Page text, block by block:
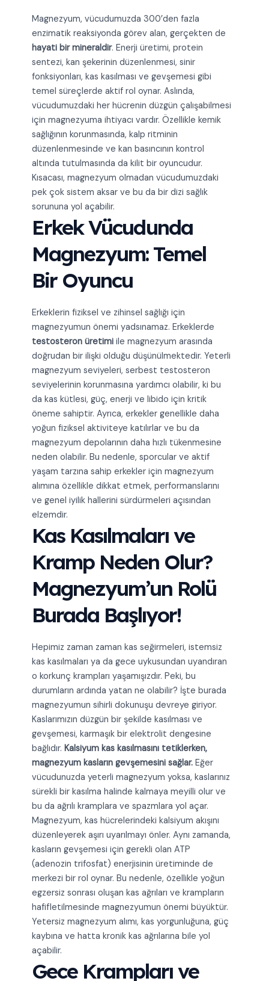
Magnezyum, vücudumuzda 300’den fazla
enzimatik reaksiyonda görev alan, gerçekten de
hayati bir mineraldir. Enerji üretimi, protein
sentezi, kan şekerinin düzenlenmesi, sinir
fonksiyonları, kas kasılması ve gevşemesi gibi
temel süreçlerde aktif rol oynar. Aslında,
vücudumuzdaki her hücrenin düzgün çalışabilmesi
için magnezyuma ihtiyacı vardır. Özellikle kemik
sağlığının korunmasında, kalp ritminin
düzenlenmesinde ve kan basıncının kontrol
altında tutulmasında da kilit bir oyuncudur.
Kısacası, magnezyum olmadan vücudumuzdaki
pek çok sistem aksar ve bu da bir dizi sağlık
sorununa yol açabilir.
Erkek Vücudunda
Magnezyum: Temel
Bir Oyuncu
Erkeklerin fiziksel ve zihinsel sağlığı için
magnezyumun önemi yadsınamaz. Erkeklerde
testosteron üretimiile magnezyum arasında
doğrudan bir ilişki olduğu düşünülmektedir. Yeterli
magnezyum seviyeleri, serbest testosteron
seviyelerinin korunmasına yardımcı olabilir, ki bu
da kas kütlesi, güç, enerji ve libido için kritik
öneme sahiptir. Ayrıca, erkekler genellikle daha
yoğun fiziksel aktiviteye katılırlar ve bu da
magnezyum depolarının daha hızlı tükenmesine
neden olabilir. Bu nedenle, sporcular ve aktif
yaşam tarzına sahip erkekler için magnezyum
alımına özellikle dikkat etmek, performanslarını
ve genel iyilik hallerini sürdürmeleri açısından
elzemdir.
Kas Kasılmaları ve
Kramp Neden Olur?
Magnezyum’un Rolü
Burada Başlıyor!
Hepimiz zaman zaman kas seğirmeleri, istemsiz
kas kasılmaları ya da gece uykusundan uyandıran
o korkunç krampları yaşamışızdır. Peki, bu
durumların ardında yatan ne olabilir? İşte burada
magnezyumun sihirli dokunuşu devreye giriyor.
Kaslarımızın düzgün bir şekilde kasılması ve
gevşemesi, karmaşık bir elektrolit dengesine
bağlıdır. Kalsiyum kas kasılmasını tetiklerken,
magnezyum kasların gevşemesini sağlar.Eğer
vücudunuzda yeterli magnezyum yoksa, kaslarınız
sürekli bir kasılma halinde kalmaya meyilli olur ve
bu da ağrılı kramplara ve spazmlara yol açar.
Magnezyum, kas hücrelerindeki kalsiyum akışını
düzenleyerek aşırı uyarılmayı önler. Aynı zamanda,
kasların gevşemesi için gerekli olan ATP
(adenozin trifosfat) enerjisinin üretiminde de
merkezi bir rol oynar. Bu nedenle, özellikle yoğun
egzersiz sonrası oluşan kas ağrıları ve krampların
hafifletilmesinde magnezyumun önemi büyüktür.
Yetersiz magnezyum alımı, kas yorgunluğuna, güç
kaybına ve hatta kronik kas ağrılarına bile yol
açabilir.
Gece Krampları ve